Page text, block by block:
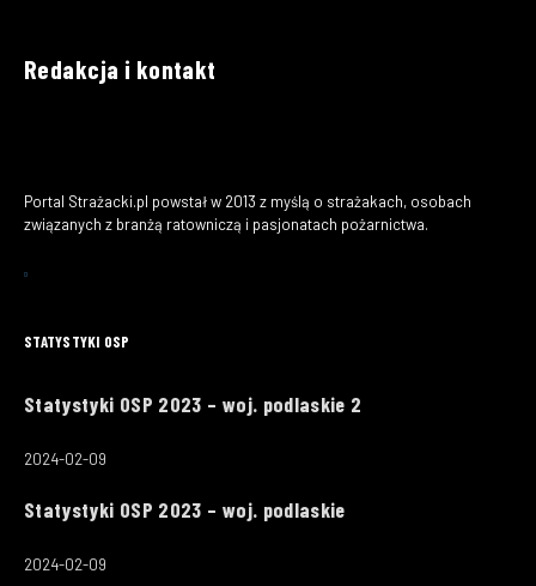
Redakcja i kontakt
Portal Strażacki.pl powstał w 2013 z myślą o strażakach, osobach
związanych z branżą ratowniczą i pasjonatach pożarnictwa.
STATYSTYKI OSP
Statystyki OSP 2023 – woj. podlaskie 2
2024-02-09
Statystyki OSP 2023 – woj. podlaskie
2024-02-09